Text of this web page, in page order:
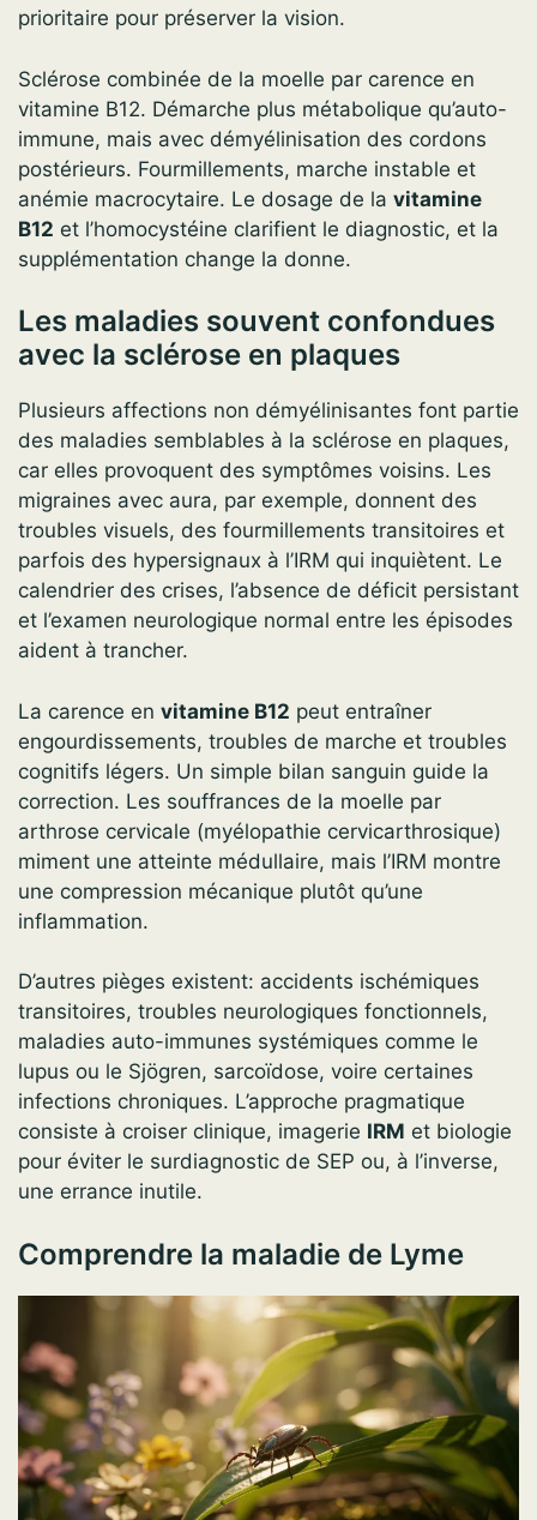
prioritaire pour préserver la vision.
Sclérose combinée de la moelle par carence en
vitamine B12. Démarche plus métabolique qu’auto-
immune, mais avec démyélinisation des cordons
postérieurs. Fourmillements, marche instable et
anémie macrocytaire. Le dosage de la vitamine
B12 et l’homocystéine clarifient le diagnostic, et la
supplémentation change la donne.
Les maladies souvent confondues
avec la sclérose en plaques
Plusieurs affections non démyélinisantes font partie
des maladies semblables à la sclérose en plaques,
car elles provoquent des symptômes voisins. Les
migraines avec aura, par exemple, donnent des
troubles visuels, des fourmillements transitoires et
parfois des hypersignaux à l’IRM qui inquiètent. Le
calendrier des crises, l’absence de déficit persistant
et l’examen neurologique normal entre les épisodes
aident à trancher.
La carence en vitamine B12 peut entraîner
engourdissements, troubles de marche et troubles
cognitifs légers. Un simple bilan sanguin guide la
correction. Les souffrances de la moelle par
arthrose cervicale (myélopathie cervicarthrosique)
miment une atteinte médullaire, mais l’IRM montre
une compression mécanique plutôt qu’une
inflammation.
D’autres pièges existent: accidents ischémiques
transitoires, troubles neurologiques fonctionnels,
maladies auto-immunes systémiques comme le
lupus ou le Sjögren, sarcoïdose, voire certaines
infections chroniques. L’approche pragmatique
consiste à croiser clinique, imagerie IRM et biologie
pour éviter le surdiagnostic de SEP ou, à l’inverse,
une errance inutile.
Comprendre la maladie de Lyme